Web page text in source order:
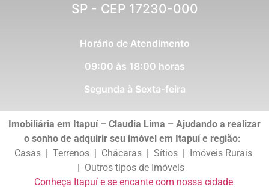
SP - CEP 17230-000
Horário de Atendimento
09:00 às 18:00 horas
Segunda à Sexta-feira
Imobiliária em Itapuí – Claudia Lima – Ajudando a realizar
o sonho de adquirir seu imóvel em Itapuí e região:
Casas | Terrenos | Chácaras | Sítios | Imóveis Rurais
| Outros tipos de Imóveis
Conheça Itapuí e se encante com nossa cidade